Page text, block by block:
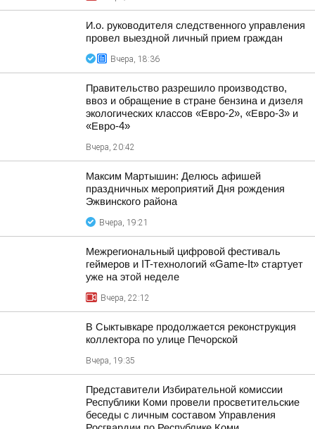
И.о. руководителя следственного управления
провел выездной личный прием граждан
Вчера, 18:36
Правительство разрешило производство,
ввоз и обращение в стране бензина и дизеля
экологических классов «Евро-2», «Евро-3» и
«Евро-4»
Вчера, 20:42
Максим Мартышин: Делюсь афишей
праздничных мероприятий Дня рождения
Эжвинского района
Вчера, 19:21
Межрегиональный цифровой фестиваль
геймеров и IT-технологий «Game-It» стартует
уже на этой неделе
Вчера, 22:12
В Сыктывкаре продолжается реконструкция
коллектора по улице Печорской
Вчера, 19:35
Представители Избирательной комиссии
Республики Коми провели просветительские
беседы с личным составом Управления